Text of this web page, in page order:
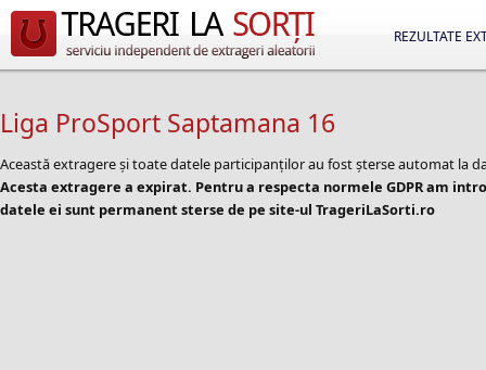
REZULTATE
Liga ProSport Saptamana 16
Această extragere și toate datele participanților au fost șterse automat la
Acesta extragere a expirat. Pentru a respecta normele GDPR am
datele ei sunt permanent sterse de pe site-ul TrageriLaSorti.ro